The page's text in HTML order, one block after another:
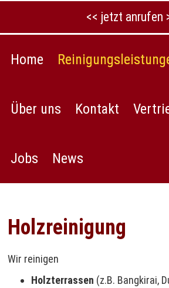
<< jetzt anrufen
Home
Über uns Kontakt
Jobs News
Holzreinigung
Wir reinigen
Holzterrassen (z.B. Bangkirai,